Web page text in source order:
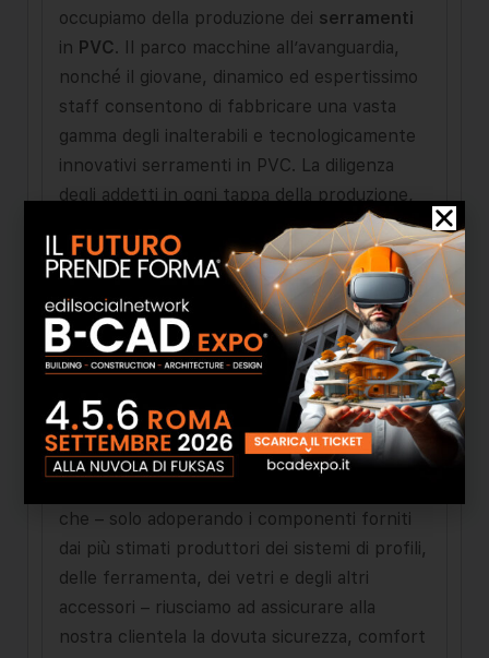
occupiamo della produzione dei serramenti
in PVC. Il parco macchine all’avanguardia,
nonché il giovane, dinamico ed espertissimo
staff consentono di fabbricare una vasta
gamma degli inalterabili e tecnologicamente
innovativi serramenti in PVC. La diligenza
degli addetti in ogni tappa della produzione,
l’impiego delle più avanzate tecnologie,
nonché l’orientamento allo sviluppo ed al
continuo miglioramento della qualita,
garantiscono la fabbricazione di prodotti in
grado di soddisfare le più alte aspettative dei
nostri clienti. I componenti di elevatissima
qualità utilizzati da noi nel processo di
produzione di serramenti costituiscono
l’espressione di eccezionali possibilità
che – solo adoperando i componenti forniti
dai più stimati produttori dei sistemi di profili,
delle ferramenta, dei vetri e degli altri
accessori – riusciamo ad assicurare alla
nostra clientela la dovuta sicurezza, comfort